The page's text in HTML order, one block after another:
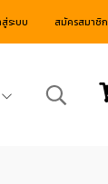
สู่ระบบ สมัครสมาชิก